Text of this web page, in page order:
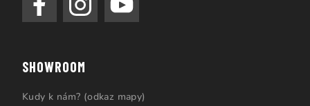
SHOWROOM
Kudy k nám? (odkaz mapy)